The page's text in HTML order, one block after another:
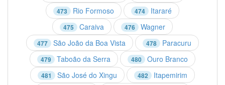
473 Rio Formoso 474 Itararé
475 Caraiva 476 Wagner
477 São João da Boa Vista 478 Paracuru
479 Taboão da Serra 480 Ouro Branco
481 São José do Xingu 482 Itapemirim